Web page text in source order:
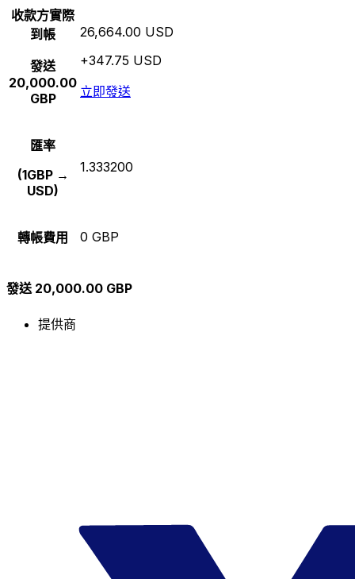
收款方實際
到帳
發送
20,000.00
GBP
26,664.00 USD
+347.75 USD
立即發送
匯率
(1GBP →
USD)
1.333200
轉帳費用 0 GBP
發送 20,000.00 GBP
提供商